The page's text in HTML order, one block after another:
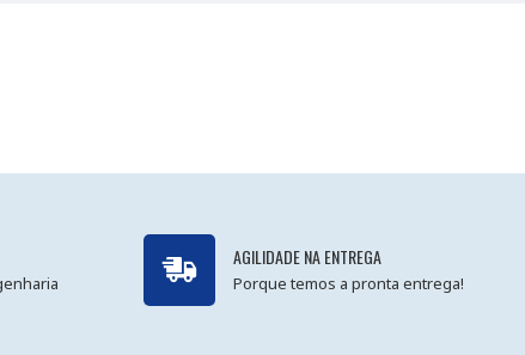
AGILIDADE NA ENTREGA
Porque temos a pronta entrega!